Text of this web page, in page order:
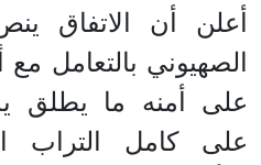
أعلن أن الاتفاق
الصهيوني بالتعامل
على أمنه ما يطلق
على كامل التراب